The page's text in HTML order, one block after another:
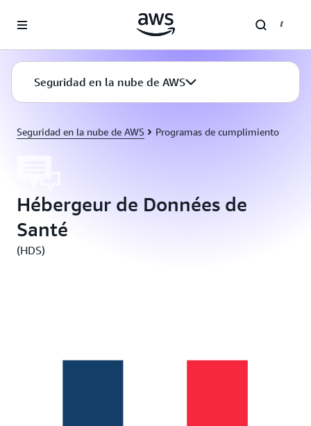
Seguridad en la nube de AWS
Seguridad en la nube de AWS Programas de cumplimiento
Hébergeur de Données de
Santé
(HDS)